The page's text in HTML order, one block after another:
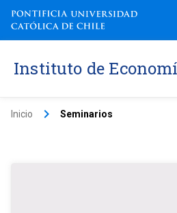
Instituto de
Inicio keyboard_arrow_right Seminarios